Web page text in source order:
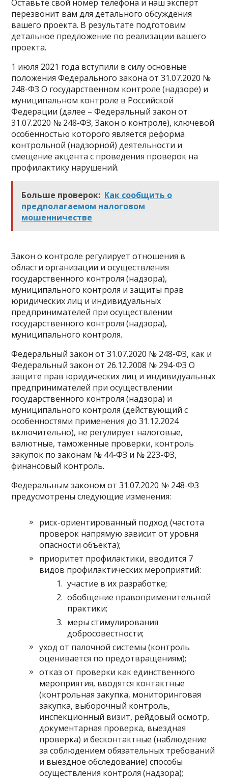
Оставьте свой номер телефона и наш эксперт
перезвонит вам для детального обсуждения
вашего проекта. В результате подготовим
детальное предложение по реализации вашего
проекта.
1 июля 2021 года вступили в силу основные
положения Федерального закона от 31.07.2020 №
248-ФЗ О государственном контроле (надзоре) и
муниципальном контроле в Российской
Федерации (далее – Федеральный закон от
31.07.2020 № 248-ФЗ, Закон о контроле), ключевой
особенностью которого является реформа
контрольной (надзорной) деятельности и
смещение акцента с проведения проверок на
профилактику нарушений.
Больше проверок: Как сообщить о
предполагаемом налоговом
мошенничестве
Закон о контроле регулирует отношения в
области организации и осуществления
государственного контроля (надзора),
муниципального контроля и защиты прав
юридических лиц и индивидуальных
предпринимателей при осуществлении
государственного контроля (надзора),
муниципального контроля.
Федеральный закон от 31.07.2020 № 248-ФЗ, как и
Федеральный закон от 26.12.2008 № 294-ФЗ О
защите прав юридических лиц и индивидуальных
предпринимателей при осуществлении
государственного контроля (надзора) и
муниципального контроля (действующий с
особенностями применения до 31.12.2024
включительно), не регулирует налоговые,
валютные, таможенные проверки, контроль
закупок по законам № 44-ФЗ и № 223-ФЗ,
финансовый контроль.
Федеральным законом от 31.07.2020 № 248-ФЗ
предусмотрены следующие изменения:
риск-ориентированный подход (частота
проверок напрямую зависит от уровня
опасности объекта);
приоритет профилактики, вводится 7
видов профилактических мероприятий:
участие в их разработке;
обобщение правоприменительной
практики;
меры стимулирования
добросовестности;
уход от палочной системы (контроль
оценивается по предотвращениям);
отказ от проверки как единственного
мероприятия, вводятся контактные
(контрольная закупка, мониторинговая
закупка, выборочный контроль,
инспекционный визит, рейдовый осмотр,
документарная проверка, выездная
проверка) и бесконтактные (наблюдение
за соблюдением обязательных требований
и выездное обследование) способы
осуществления контроля (надзора);